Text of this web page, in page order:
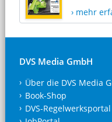
› mehr
DVS Media GmbH
Über die DVS Media
Book-Shop
DVS-Regelwerksportal